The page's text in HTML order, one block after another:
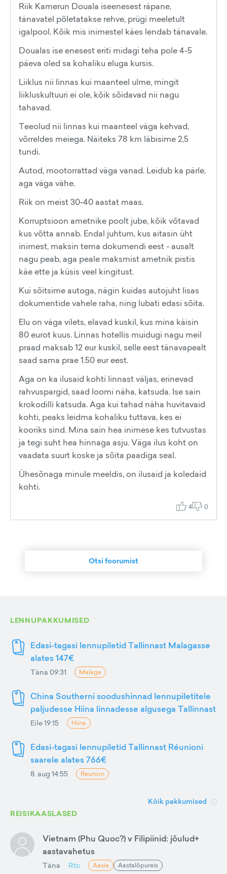
Riik Kamerun Douala iseenesest räpane,
tänavatel põletatakse rehve, prügi meeletult
igalpool. Kõik mis inimestel käes lendab tänavale.
Doualas ise enesest eriti midagi teha pole 4-5
päeva oled sa kohaliku eluga kursis.
Liiklus nii linnas kui maanteel ulme, mingit
liikluskultuuri ei ole, kõik sõidavad nii nagu
tahavad.
Teeolud nii linnas kui maanteel väga kehvad,
võrreldes meiega. Näiteks 78 km läbisime 2,5
tundi.
Autod, mootorrattad väga vanad. Leidub ka pärle,
aga väga vähe.
Riik on meist 30-40 aastat maas.
Korruptsioon ametnike poolt jube, kõik võtavad
kus võtta annab. Endal juhtum, kus aitasin üht
inimest, maksin tema dokumendi eest - ausalt
nagu peab, aga peale maksmist ametnik pistis
käe ette ja küsis veel kingitust.
Kui sõitsime autoga, nägin kuidas autojuht lisas
dokumentide vahele raha, ning lubati edasi sõita.
Elu on väga vilets, elavad kuskil, kus mina käisin
80 eurot kuus. Linnas hotellis muidugi nagu meil
praad maksab 12 eur kuskil, selle eest tänavapealt
saad sama prae 1.50 eur eest.
Aga on ka ilusaid kohti linnast väljas, erinevad
rahvuspargid, saad loomi näha, katsuda. Ise sain
krokodilli katsuda. Aga kui tahad näha huvitavaid
kohti, peaks leidma kohaliku tuttava, kes ei
kooriks sind. Mina sain hea inimese kes tutvustas
ja tegi suht hea hinnaga asju. Väga ilus koht on
vaadata suurt koske ja sõita paadiga seal.
Ühesõnaga minule meeldis, on ilusaid ja koledaid
kohti.
4 0
Otsi foorumist
LENNUPAKKUMISED
Edasi-tagasi lennupiletid Tallinnast Malagasse
alates 147€
Täna 09:31 Malaga
China Southerni soodushinnad lennupiletitele
paljudesse Hiina linnadesse algusega Tallinnast
Eile 19:15 Hiina
Edasi-tagasi lennupiletid Tallinnast Réunioni
saarele alates 766€
8. aug 14:55 Reunion
Kõik pakkumised
REISIKAASLASED
Vietnam (Phu Quoc?) v Filipiinid: jõulud+
aastavahetus
Täna Rtc Aasia Aastalõpureis